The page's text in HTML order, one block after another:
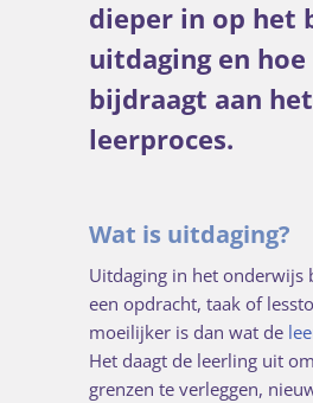
dieper in op het
uitdaging en
bijdraagt aan het
leerproces.
Wat is uitdaging?
Uitdaging in het onderwijs
een opdracht, taak of
moeilijker is dan wat de
Het daagt de leerling uit
grenzen te verleggen,